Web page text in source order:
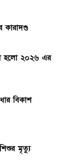
হলো ২০২৬ এর
বিকাশ
মৃত্যু